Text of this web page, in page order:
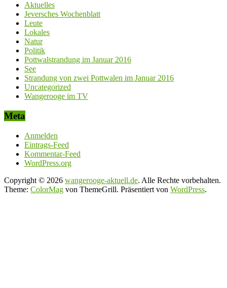
Aktuelles
Jeversches Wochenblatt
Leute
Lokales
Natur
Politik
Pottwalstrandung im Januar 2016
See
Strandung von zwei Pottwalen im Januar 2016
Uncategorized
Wangerooge im TV
Meta
Anmelden
Eintrags-Feed
Kommentar-Feed
WordPress.org
Copyright © 2026 wangerooge-aktuell.de. Alle Rechte vorbehalten.
Theme: ColorMag von ThemeGrill. Präsentiert von WordPress.